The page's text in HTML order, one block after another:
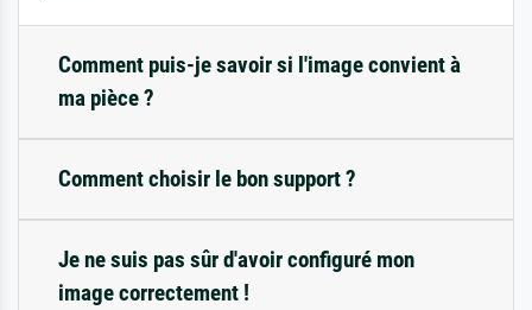
Comment puis-je savoir si l'image convient à
ma pièce ?
Comment choisir le bon support ?
Je ne suis pas sûr d'avoir configuré mon
image correctement !